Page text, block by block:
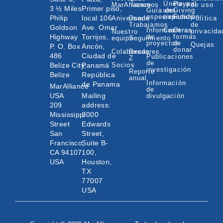
3 ½ Miles
Philip
Goldson
Highway
P. O. Box
486
Belize City,
Belize
MarAlliance
USA
209
Mississippi
Street
San
Francisco,
CA 94107
USA
Primer piso,
local 106
Ave. Omar
Torrijos,
Ancón,
Ciudad de
Panamá
República
de Panama
Mailing
address:
2000
Edwards
Street,
Suite B-
100,
Houston,
TX
77007
USA
MarAlliance
Aniversario
Nuestro
equipo
Colaboradores
Socios
hacemos
Donde
Trabajamos
Seguimiento
Becas
Z
Reporte
anual
Guía de
especies
Informes
de
proyectos
Publicaciones
de
investigación
Información
de
divulgación
Únete a
una
expedición
Carreras
Paypal
Giving
Fund
Otras
formas
de
donar
de uso
Política
de
Quejas